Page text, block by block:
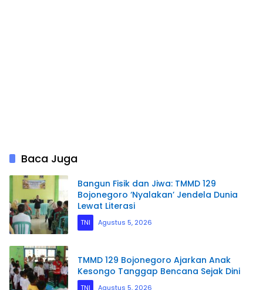
Baca Juga
Bangun Fisik dan Jiwa: TMMD 129
Bojonegoro ‘Nyalakan’ Jendela Dunia
Lewat Literasi
TNI Agustus 5, 2026
TMMD 129 Bojonegoro Ajarkan Anak
Kesongo Tanggap Bencana Sejak Dini
TNI Agustus 5, 2026